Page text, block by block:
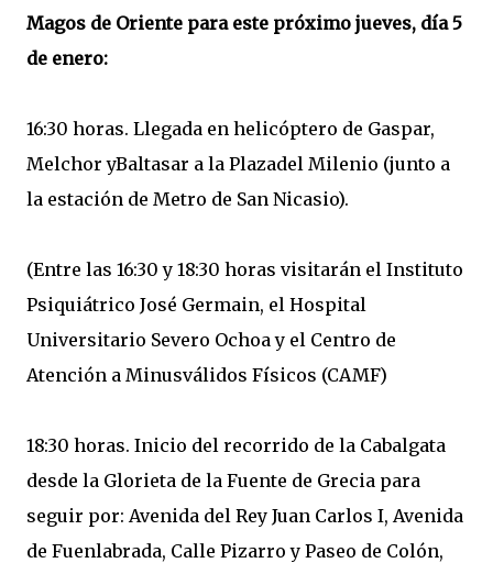
Magos de Oriente para este próximo jueves, día 5
de enero:
16:30 horas. Llegada en helicóptero de Gaspar,
Melchor yBaltasar a la Plazadel Milenio (junto a
la estación de Metro de San Nicasio).
(Entre las 16:30 y 18:30 horas visitarán el Instituto
Psiquiátrico José Germain, el Hospital
Universitario Severo Ochoa y el Centro de
Atención a Minusválidos Físicos (CAMF)
18:30 horas. Inicio del recorrido de la Cabalgata
desde la Glorieta de la Fuente de Grecia para
seguir por: Avenida del Rey Juan Carlos I, Avenida
de Fuenlabrada, Calle Pizarro y Paseo de Colón,